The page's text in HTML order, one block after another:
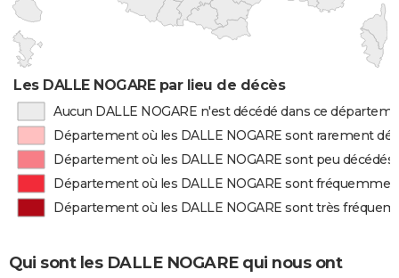
Les DALLE NOGARE par lieu de décès
Aucun DALLE NOGARE n'est décédé dans ce
Département où les DALLE NOGARE sont rarement
Département où les DALLE NOGARE sont peu décédés
Département où les DALLE NOGARE sont
Département où les DALLE NOGARE sont très
Qui sont les DALLE NOGARE qui nous ont